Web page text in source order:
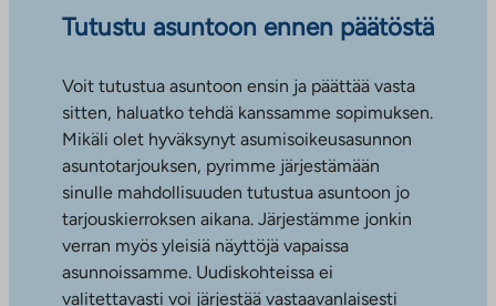
Tutustu asuntoon ennen päätöstä
Voit tutustua asuntoon ensin ja päättää vasta
sitten, haluatko tehdä kanssamme sopimuksen.
Mikäli olet hyväksynyt asumisoikeusasunnon
asuntotarjouksen, pyrimme järjestämään
sinulle mahdollisuuden tutustua asuntoon jo
tarjouskierroksen aikana. Järjestämme jonkin
verran myös yleisiä näyttöjä vapaissa
asunnoissamme. Uudiskohteissa ei
valitettavasti voi järjestää vastaavanlaisesti